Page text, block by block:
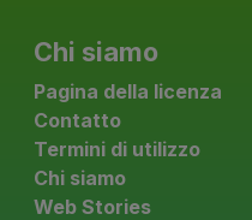
Chi siamo
Pagina della licenza
Contatto
Termini di utilizzo
Chi siamo
Web Stories